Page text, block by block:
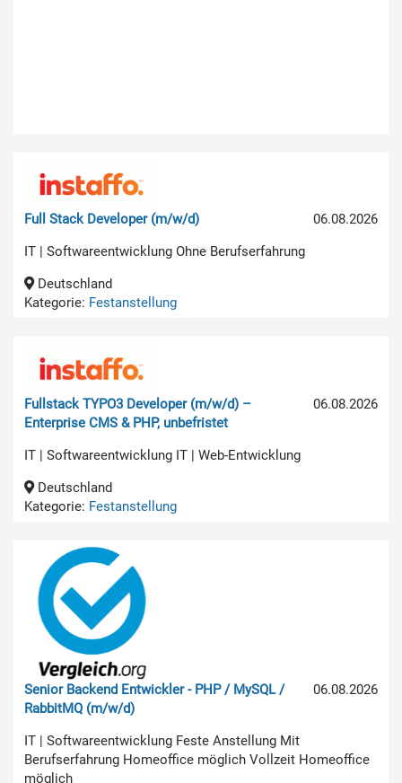
06.08.2026
Full Stack Developer (m/w/d)
IT | Softwareentwicklung Ohne Berufserfahrung
Deutschland
Kategorie: Festanstellung
06.08.2026
Fullstack TYPO3 Developer (m/w/d) –
Enterprise CMS & PHP, unbefristet
IT | Softwareentwicklung IT | Web-Entwicklung
Deutschland
Kategorie: Festanstellung
06.08.2026
Senior Backend Entwickler - PHP / MySQL /
RabbitMQ (m/w/d)
IT | Softwareentwicklung Feste Anstellung Mit
Berufserfahrung Homeoffice möglich Vollzeit Homeoffice
möglich